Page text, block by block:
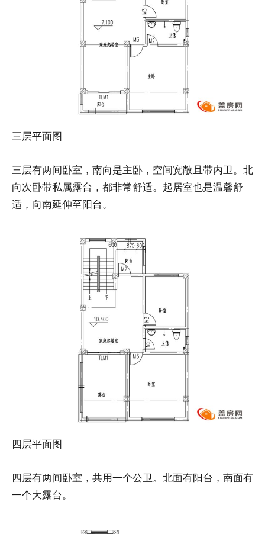
三层平面图
三层有两间卧室，南向是主卧，空间宽敞且带内卫。北
向次卧带私属露台，都非常舒适。起居室也是温馨舒
适，向南延伸至阳台。
四层平面图
四层有两间卧室，共用一个公卫。北面有阳台，南面有
一个大露台。